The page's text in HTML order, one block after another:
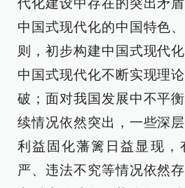
代化建设中存在的突出矛
中国式现代化的中国特色
则，初步构建中国式现代
中国式现代化不断实现理
破；面对我国发展中不平
续情况依然突出，一些深
利益固化藩篱日益显现，
严、违法不究等情况依然